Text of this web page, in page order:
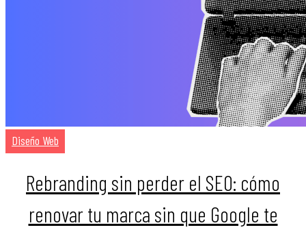
Diseño Web
Rebranding sin perder el SEO: cómo
renovar tu marca sin que Google te